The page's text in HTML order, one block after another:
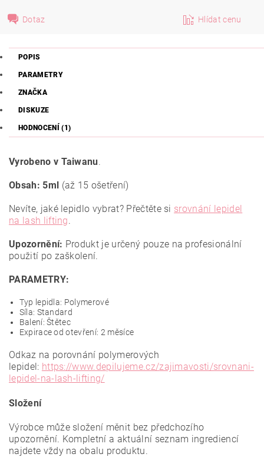
Dotaz Hlídat cenu
POPIS
PARAMETRY
ZNAČKA
DISKUZE
HODNOCENÍ (1)
Vyrobeno v Taiwanu.
Obsah: 5ml (až 15 ošetření)
Nevíte, jaké lepidlo vybrat? Přečtěte si srovnání lepidel
na lash lifting.
Upozornění: Produkt je určený pouze na profesionální
použití po zaškolení.
PARAMETRY:
Typ lepidla: Polymerové
Síla: Standard
Balení: Štětec
Expirace od otevření: 2 měsíce
Odkaz na porovnání polymerových
lepidel: https://www.depilujeme.cz/zajimavosti/srovnani-
lepidel-na-lash-lifting/
Složení
Výrobce může složení měnit bez předchozího
upozornění. Kompletní a aktuální seznam ingrediencí
najdete vždy na obalu produktu.